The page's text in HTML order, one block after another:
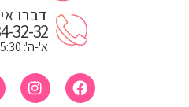
דברו
32-32
א'-ה': 09:00-15:30